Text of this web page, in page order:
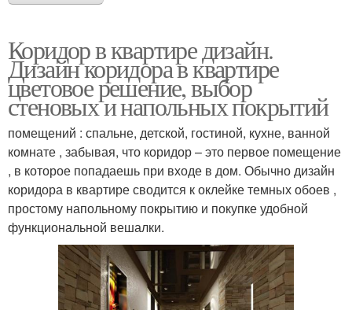
Коридор в квартире дизайн.
Дизайн коридора в квартире
цветовое решение, выбор
стеновых и напольных покрытий
помещений : спальне, детской, гостиной, кухне, ванной
комнате , забывая, что коридор – это первое помещение
, в которое попадаешь при входе в дом. Обычно дизайн
коридора в квартире сводится к оклейке темных обоев ,
простому напольному покрытию и покупке удобной
функциональной вешалки.